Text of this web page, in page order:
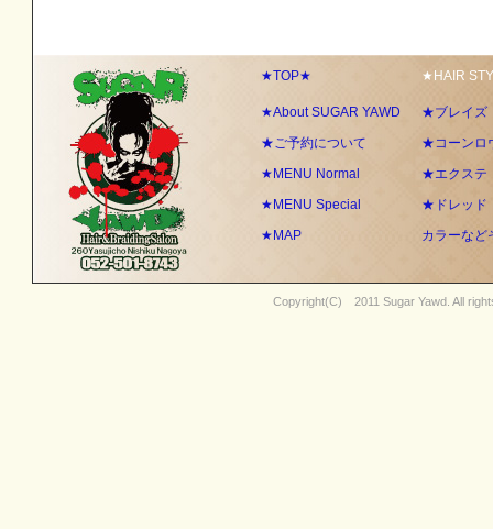
★TOP★
★About SUGAR YAWD
★ご予約について
★MENU Normal
★MENU Special
★MAP
★HAIR
★ブレイズ
★コーンロ
★エクステ
★ドレッド
カラーなど
Copyright(C) 2011Sugar Yawd . All